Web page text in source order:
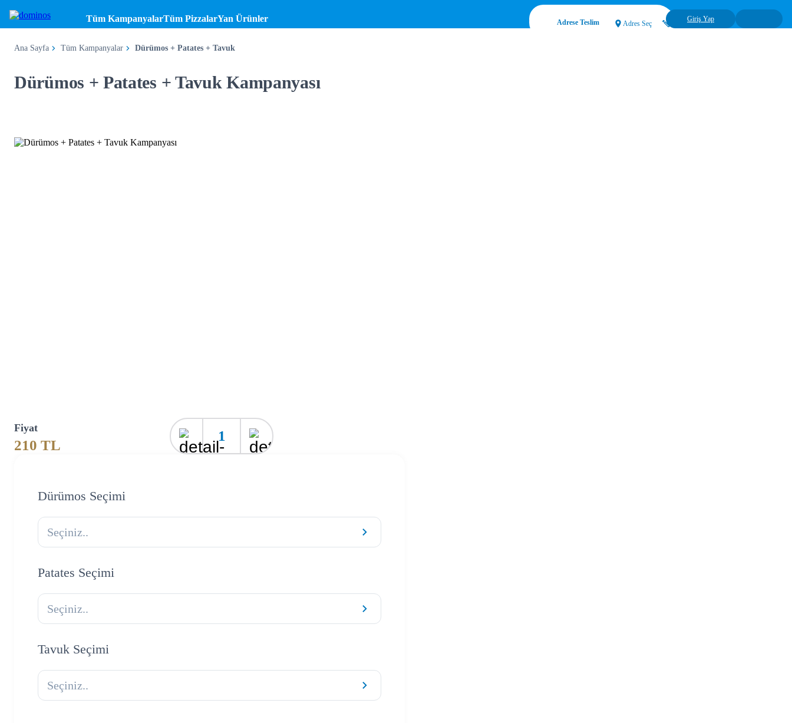
Tüm KampanyalarTüm PizzalarYan Ürünler Adrese Teslim Adres Seç
Giriş Yap
Ana Sayfa Tüm Kampanyalar Dürümos + Patates + Tavuk
Dürümos + Patates + Tavuk Kampanyası
Fiyat
210 TL
1
Dürümos Seçimi
Seçiniz..
Patates Seçimi
Seçiniz..
Tavuk Seçimi
Seçiniz..